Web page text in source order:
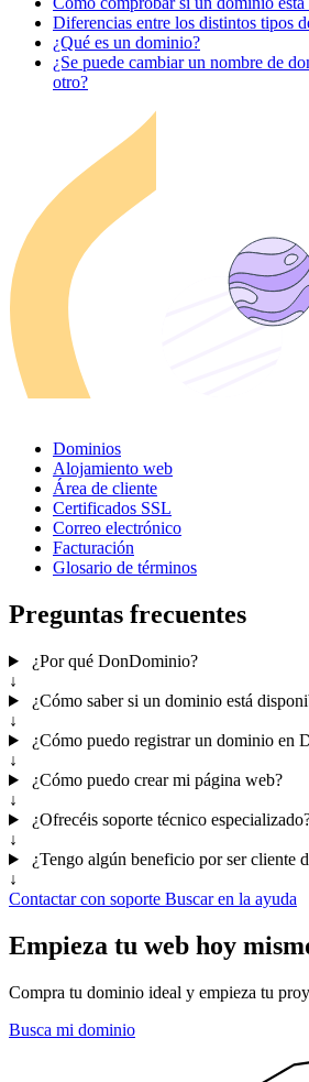
Diferencias entre los distintos tipos
¿Qué es un dominio?
¿Se puede cambiar un nombre de
otro?
Dominios
Alojamiento web
Área de cliente
Certificados SSL
Correo electrónico
Facturación
Glosario de términos
Preguntas frecuentes
¿Por qué DonDominio?
↓
¿Cómo saber si un dominio está
↓
¿Cómo puedo registrar un dominio en
↓
¿Cómo puedo crear mi página web?
↓
¿Ofrecéis soporte técnico
↓
¿Tengo algún beneficio por ser cliente
↓
Contactar con soporte Buscar en la ayuda
Empieza tu web hoy
Compra tu dominio ideal y empieza tu
Busca mi dominio